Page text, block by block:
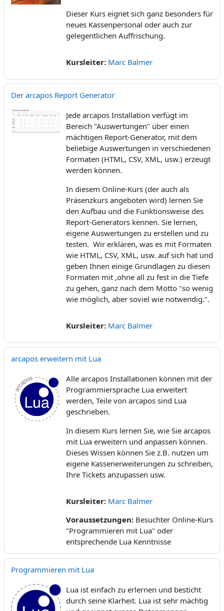
Dieser Kurs eignet sich ganz besonders für
neues Kassenpersonal oder auch zur
gelegentlichen Auffrischung.
Kursleiter: Marc Balmer
Der arcapos Report Generator
Jede arcapos Installation verfügt im
Bereich "Auswertungen" über einen
mächtigen Report-Generator, mit dem
beliebige Auswertungen in verschiedenen
Formaten (HTML, CSV, XML, usw.) erzeugt
werden können.
In diesem Online-Kurs (der auch als
Präsenzkurs angeboten wird) lernen Sie
den Aufbau und die Funktionsweise des
Report-Generators kennen. Sie lernen,
eigene Auswertungen zu erstellen und zu
testen. Wir erklären, was es mit Formaten
wie HTML, CSV, XML, usw. auf sich hat und
geben Ihnen einige Grundlagen zu diesen
Formaten mit ,ohne all zu fest in die Tiefe
zu gehen, ganz nach dem Motto "so wenig
wie möglich, aber soviel wie notwendig.".
Kursleiter: Marc Balmer
arcapos erweitern mit Lua
Alle arcapos Installationen können mit der
Programmiersprache Lua erweitert
werden, Teile von arcapos sind Lua
geschrieben.
In diesem Kurs lernen Sie, wie Sie arcapos
mit Lua erweitern und anpassen können.
Dieses Wissen können Sie z.B. nutzen um
eigene Kassenerweiterungen zu schreiben,
Ihre Tickets anzupassen usw.
Kursleiter: Marc Balmer
Voraussetzungen: Besuchter Online-Kurs
"Programmieren mit Lua" oder
entsprechende Lua Kenntnisse
Programmieren mit Lua
Lua ist einfach zu erlernen und besticht
durch seine Klarheit. Lua ist sehr mächtig